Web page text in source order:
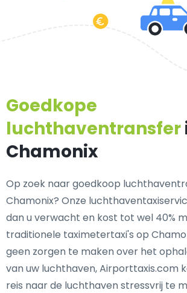
Goedkope
luchthaventransfer
Chamonix
Op zoek naar goedkoop
Chamonix? Onze
dan u verwacht en kost tot wel 40%
traditionele taximetertaxi's op
geen zorgen te maken over het
van uw luchthaven, Airporttaxis.com
reis naar de luchthaven stressvrij te